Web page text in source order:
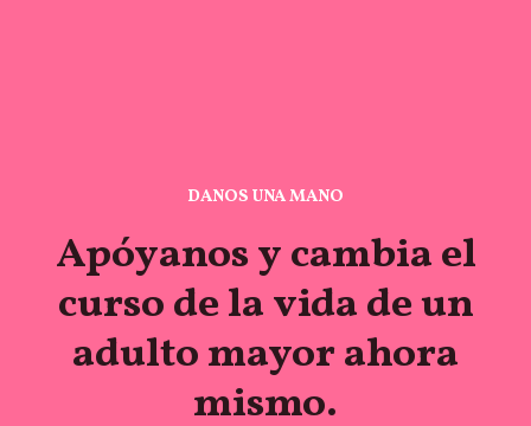
DANOS UNA MANO
Apóyanos y cambia el
curso de la vida de un
adulto mayor ahora
mismo.